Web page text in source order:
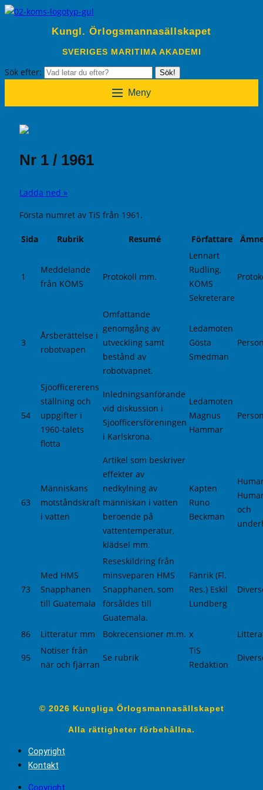
Kungl. Örlogsmannasällskapet
SVERIGES MARITIMA AKADEMI
Sök efter: Sök!
Meny
Nr 1 / 1961
Ladda ned »
Första numret av TiS från 1961.
Sida Rubrik Resumé Författare
1
Meddelande
från KÖMS
Protokoll mm.
Lennart
Rudling,
KÖMS
Sekreterare
3
Årsberättelse i
robotvapen
Omfattande
genomgång av
utveckling samt
bestånd av
robotvapnet.
Ledamoten
Gösta
Smedman
54
Sjöofficererens
ställning och
uppgifter i
1960-talets
flotta
Inledningsanförande
vid diskussion i
Sjöofficersföreningen
i Karlskrona.
Ledamoten
Magnus
Hammar
63
Människans
motståndskraft
i vatten
Artikel som beskriver
effekter av
nedkylning av
människan i vatten
beroende på
vattentemperatur,
klädsel mm.
Kapten
Runo
Beckman
och
73
Med HMS
Snapphanen
till Guatemala
Reseskildring från
minsveparen HMS
Snapphanen, som
försåldes till
Guatemala.
Fänrik (Fl.
Res.) Eskil
Lundberg
86 Litteratur mm Bokrecensioner m.m. x
95
Notiser från
när och fjärran
Se rubrik
TiS
Redaktion
© 2026 Kungliga Örlogsmannasällskapet
Alla rättigheter förbehållna.
Copyright
Kontakt
Copyright